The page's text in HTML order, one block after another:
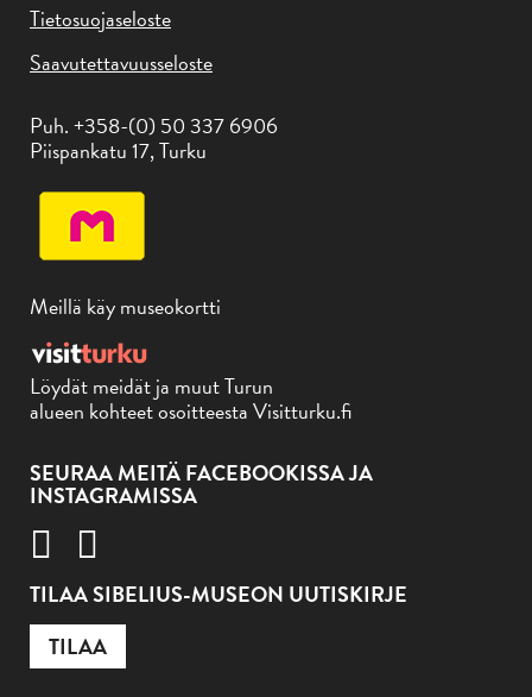
Tietosuojaseloste
Saavutettavuusseloste
Puh. +358-(0) 50 337 6906
Piispankatu 17, Turku
Meillä käy museokortti
Löydät meidät ja muut Turun
alueen kohteet osoitteesta Visitturku.fi
SEURAA MEITÄ FACEBOOKISSA JA
INSTAGRAMISSA
TILAA SIBELIUS-MUSEON UUTISKIRJE
TILAA